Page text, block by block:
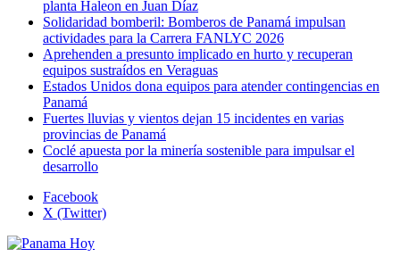
planta Haleon en Juan Díaz
Solidaridad bomberil: Bomberos de Panamá impulsan
actividades para la Carrera FANLYC 2026
Aprehenden a presunto implicado en hurto y recuperan
equipos sustraídos en Veraguas
Estados Unidos dona equipos para atender contingencias en
Panamá
Fuertes lluvias y vientos dejan 15 incidentes en varias
provincias de Panamá
Coclé apuesta por la minería sostenible para impulsar el
desarrollo
Facebook
X (Twitter)